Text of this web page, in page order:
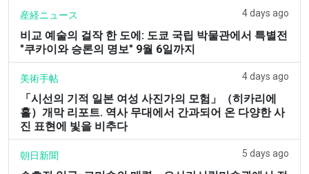
産経ニュース 4 days ago
비교 예술의 걸작 한 도에: 도쿄 국립 박물관에서 특별전
"쿠카이와 승론의 명보" 9월 6일까지
美術手帖 4 days ago
「시선의 기적 일본 여성 사진가의 모험」（히카리에
홀）개막 리포트. 역사 무대에서 간과되어 온 다양한 사
진 표현에 빛을 비추다
朝日新聞 5 days ago